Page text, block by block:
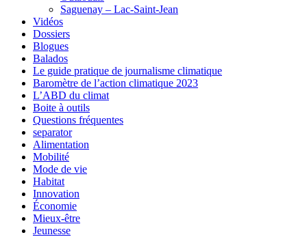
Saguenay – Lac-Saint-Jean
Vidéos
Dossiers
Blogues
Balados
Le guide pratique de journalisme climatique
Baromètre de l’action climatique 2023
L’ABD du climat
Boite à outils
Questions fréquentes
separator
Alimentation
Mobilité
Mode de vie
Habitat
Innovation
Économie
Mieux-être
Jeunesse